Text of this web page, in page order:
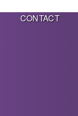
CONTACT